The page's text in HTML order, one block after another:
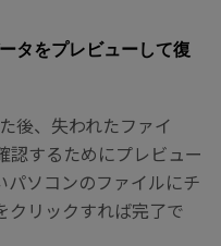
タをプレビューして復
後、失われたファイ
認するためにプレビュー
パソコンのファイルにチ
クリックすれば完了で